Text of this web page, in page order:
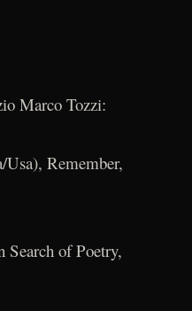
Marco Tozzi:
Remember,
Search of Poetry,